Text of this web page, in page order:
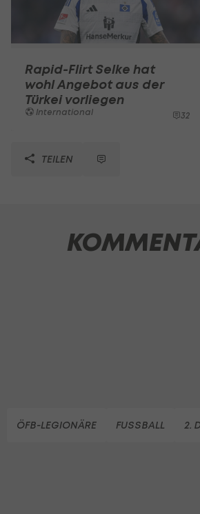
Rapid-Flirt Selke hat
wohl Angebot aus der
Türkei vorliegen
International 32
TEILEN
ÖFB-LEGIONÄRE FUSSBALL 2.